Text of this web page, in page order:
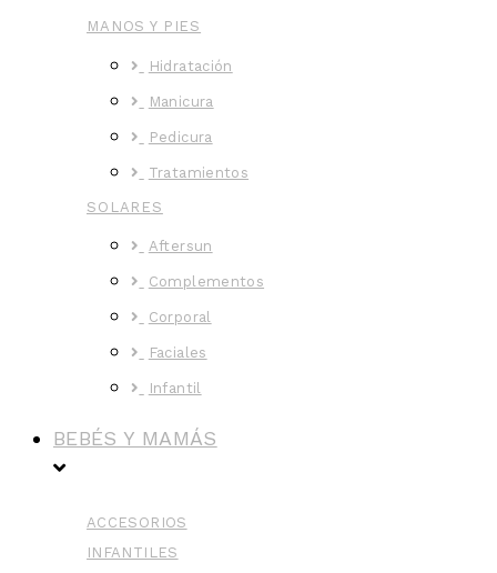
MANOS Y PIES
Hidratación
Manicura
Pedicura
Tratamientos
SOLARES
Aftersun
Complementos
Corporal
Faciales
Infantil
BEBÉS Y MAMÁS
ACCESORIOS
INFANTILES